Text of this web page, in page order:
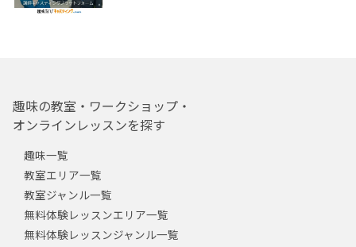
趣味の教室・ワークショップ・
オンラインレッスンを探す
趣味一覧
教室エリア一覧
教室ジャンル一覧
無料体験レッスンエリア一覧
無料体験レッスンジャンル一覧